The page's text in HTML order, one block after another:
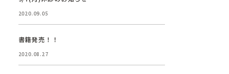
2020.09.05
書籍発売！！
2020.08.27